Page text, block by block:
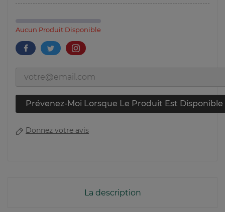
Aucun Produit Disponible
Prévenez-Moi Lorsque Le Produit Est Disponible
Donnez votre avis
La description